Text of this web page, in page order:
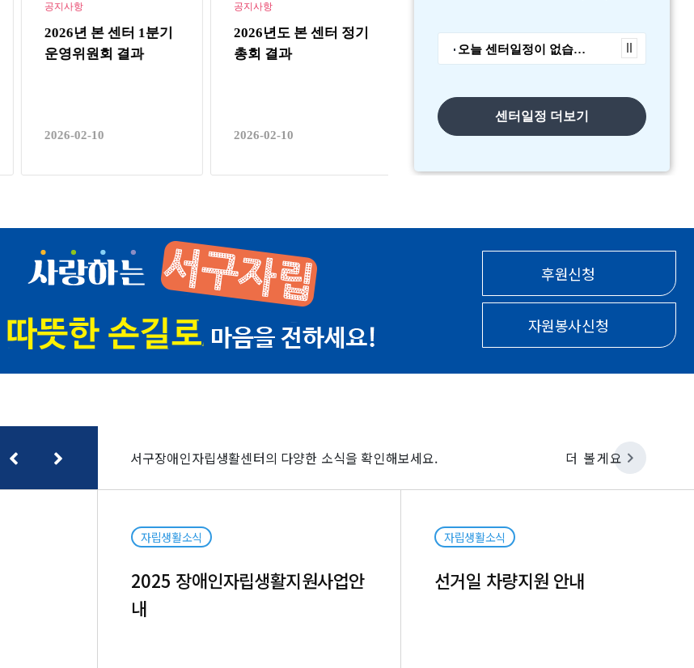
공지사항
2026년 본 센터 1분기
운영위원회 결과
2026-02-10
공지사항
2026년도 본 센터 정기
총회 결과
2026-02-10
2026년 1회 활동지원
사업 운영위원회 결과
2026-02-10
2026년 활동지
1회 운영위원
2026-02-02
오늘 센터일정이 없습니다.
센터일정 더보기
후원신청
자원봉사신청
서구장애인자립생활센터의 다양한 소식을 확인해보세요.
자립생활소식
2025 장애인자립생활지원사업안
내
자립생활소식
선거일 차량지원 안내
더 볼게요